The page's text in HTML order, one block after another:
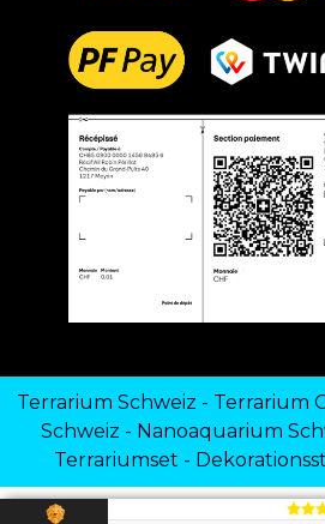
Terrarium Schweiz - Terrarium
Schweiz - Nanoaquarium
Terrariumset -